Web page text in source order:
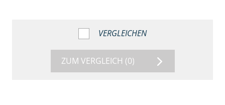
VERGLEICHEN
ZUM VERGLEICH (0)